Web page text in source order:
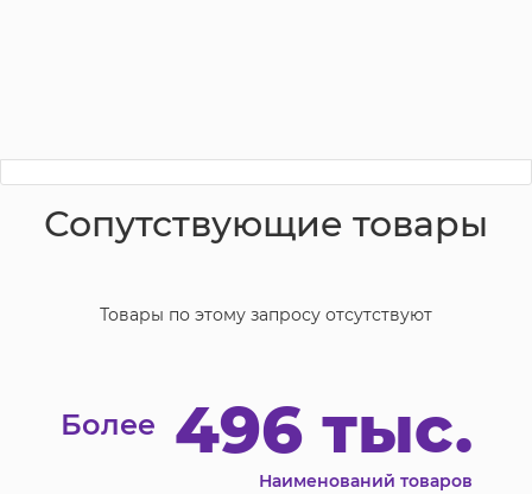
Сопутствующие товары
Товары по этому запросу отсутствуют
Более 496 тыс.
Наименований товаров